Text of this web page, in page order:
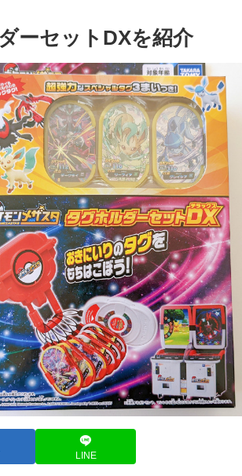
ーセットDXを紹介
LINE